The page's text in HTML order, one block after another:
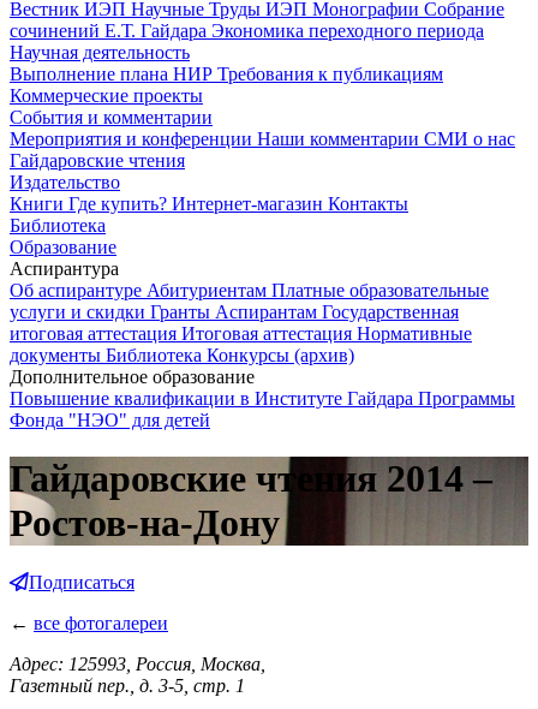
Вестник ИЭП Научные Труды ИЭП Монографии Собрание
сочинений Е.Т. Гайдара Экономика переходного периода
Научная деятельность
Выполнение плана НИР Требования к публикациям
Коммерческие проекты
События и комментарии
Мероприятия и конференции Наши комментарии СМИ о нас
Гайдаровские чтения
Издательство
Книги Где купить? Интернет-магазин Контакты
Библиотека
Образование
Аспирантура
Об аспирантуре Абитуриентам Платные образовательные
услуги и скидки Гранты Аспирантам Государственная
итоговая аттестация Итоговая аттестация Нормативные
документы Библиотека Конкурсы (архив)
Дополнительное образование
Повышение квалификации в Институте Гайдара Программы
Фонда "НЭО" для детей
Гайдаровские чтения 2014 –
Ростов-на-Дону
Подписаться
← все фотогалереи
Адрес: 125993, Россия, Москва,
Газетный пер., д. 3-5, стр. 1